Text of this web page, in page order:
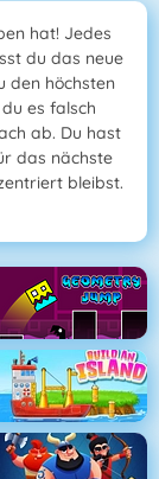
hat! Jedes
du das neue
den höchsten
es falsch
ab. Du hast
das nächste
bleibst.